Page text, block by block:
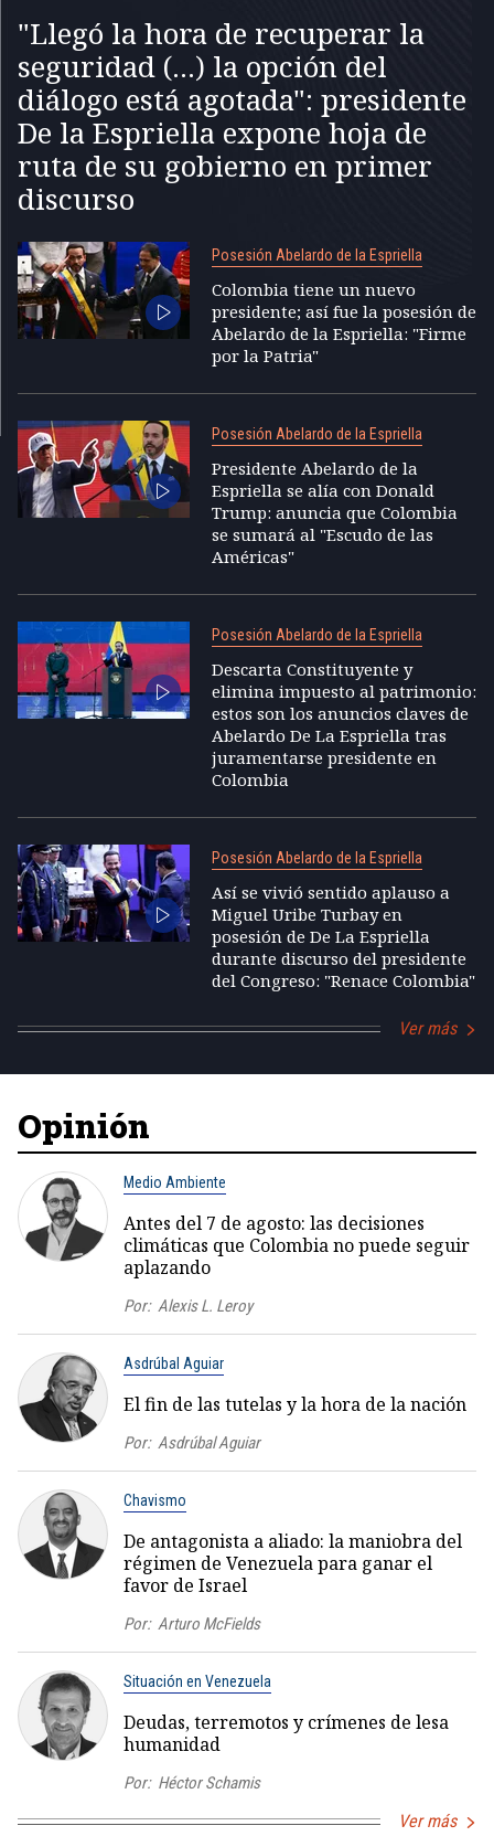
"Llegó la hora de recuperar la
seguridad (...) la opción del
diálogo está agotada": presidente
De la Espriella expone hoja de
ruta de su gobierno en primer
discurso
Posesión Abelardo de la Espriella
Colombia tiene un nuevo
presidente; así fue la posesión de
Abelardo de la Espriella: "Firme
por la Patria"
Posesión Abelardo de la Espriella
Presidente Abelardo de la
Espriella se alía con Donald
Trump: anuncia que Colombia
se sumará al "Escudo de las
Américas"
Posesión Abelardo de la Espriella
Descarta Constituyente y
elimina impuesto al patrimonio:
estos son los anuncios claves de
Abelardo De La Espriella tras
juramentarse presidente en
Colombia
Posesión Abelardo de la Espriella
Así se vivió sentido aplauso a
Miguel Uribe Turbay en
posesión de De La Espriella
durante discurso del presidente
del Congreso: "Renace Colombia"
Ver más
Opinión
Medio Ambiente
Antes del 7 de agosto: las decisiones
climáticas que Colombia no puede seguir
aplazando
Por: Alexis L. Leroy
Asdrúbal Aguiar
El fin de las tutelas y la hora de la nación
Por: Asdrúbal Aguiar
Chavismo
De antagonista a aliado: la maniobra del
régimen de Venezuela para ganar el
favor de Israel
Por: Arturo McFields
Situación en Venezuela
Deudas, terremotos y crímenes de lesa
humanidad
Por: Héctor Schamis
Ver más